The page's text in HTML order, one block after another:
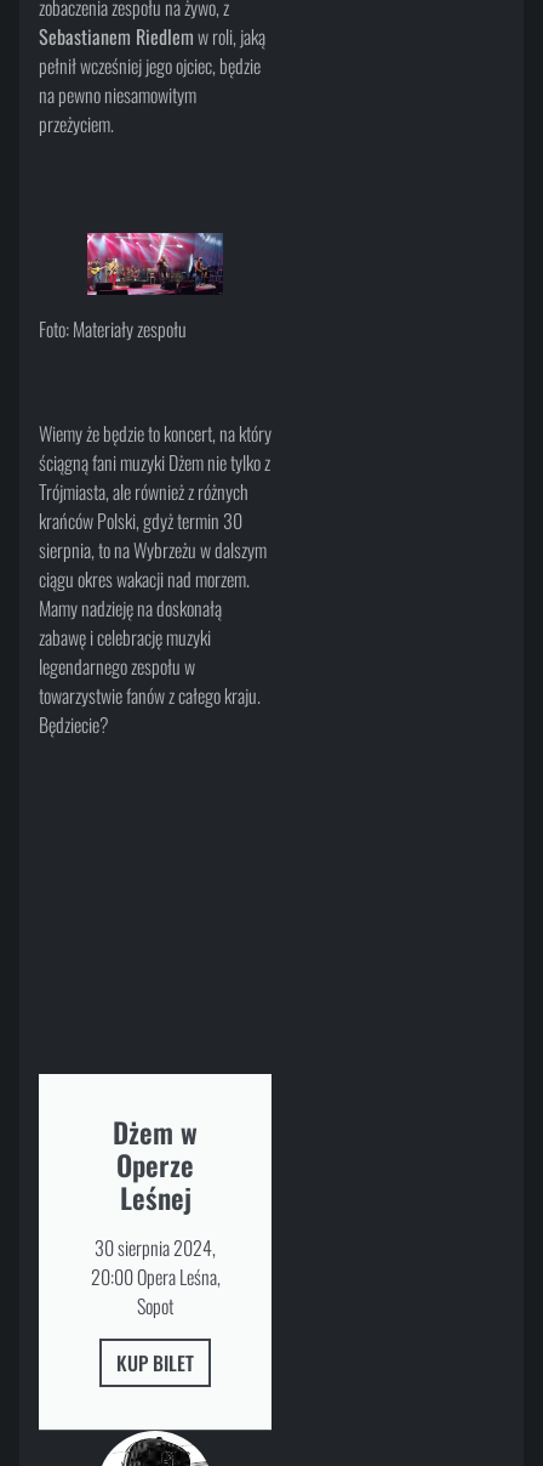
zobaczenia zespołu na żywo, z
Sebastianem Riedlemw roli, jaką
pełnił wcześniej jego ojciec, będzie
na pewno niesamowitym
przeżyciem.
Foto: Materiały zespołu
Wiemy że będzie to koncert, na który
ściągną fani muzyki Dżem nie tylko z
Trójmiasta, ale również z różnych
krańców Polski, gdyż termin 30
sierpnia, to na Wybrzeżu w dalszym
ciągu okres wakacji nad morzem.
Mamy nadzieję na doskonałą
zabawę i celebrację muzyki
legendarnego zespołu w
towarzystwie fanów z całego kraju.
Będziecie?
Dżem w
Operze
Leśnej
30 sierpnia 2024,
20:00 Opera Leśna,
Sopot
KUP BILET